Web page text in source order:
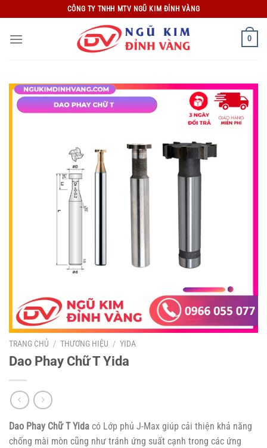
qua
nội
CÔNG TY TNHH MTV NGŨ KIM ĐỈNH VÀNG
0
TRANG CHỦ / THƯƠNG HIỆU / YIDA
Dao Phay Chữ T Yida
Dao Phay Chữ T Yida có Lớp phủ J-Max giúp cải thiện khả năng
chống mài mòn cũng như tránh ứng suất cạnh trong các ứng